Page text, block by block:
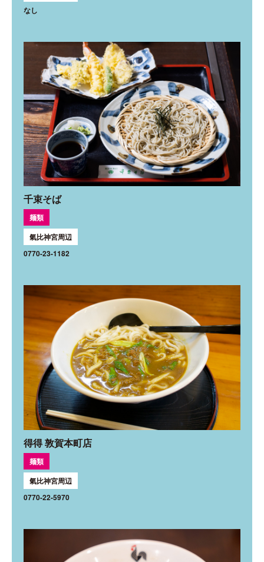
なし
千束そば
麺類
氣比神宮周辺
0770-23-1182
得得 敦賀本町店
麺類
氣比神宮周辺
0770-22-5970